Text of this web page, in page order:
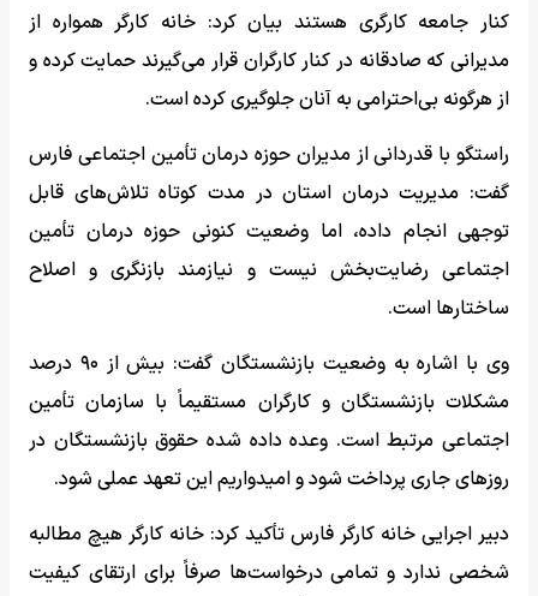
کنار جامعه کارگری هستند بیان کرد: خانه کارگر همواره از
مدیرانی که صادقانه در کنار کارگران قرار می‌گیرند حمایت کرده و
از هرگونه بی‌احترامی به آنان جلوگیری کرده است.
راستگو با قدردانی از مدیران حوزه درمان تأمین اجتماعی فارس
گفت: مدیریت درمان استان در مدت کوتاه تلاش‌های قابل
توجهی انجام داده، اما وضعیت کنونی حوزه درمان تأمین
اجتماعی رضایت‌بخش نیست و نیازمند بازنگری و اصلاح
ساختارها است.
وی با اشاره به وضعیت بازنشستگان گفت: بیش از ۹۰ درصد
مشکلات بازنشستگان و کارگران مستقیماً با سازمان تأمین
اجتماعی مرتبط است. وعده داده شده حقوق بازنشستگان در
روزهای جاری پرداخت شود و امیدواریم این تعهد عملی شود.
دبیر اجرایی خانه کارگر فارس تأکید کرد: خانه کارگر هیچ مطالبه
شخصی ندارد و تمامی درخواست‌ها صرفاً برای ارتقای کیفیت